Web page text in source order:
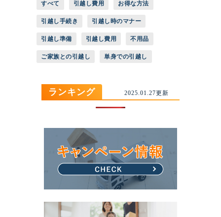
すべて 引越し費用 お得な方法
引越し手続き 引越し時のマナー
引越し準備 引越し費用 不用品
ご家族との引越し 単身での引越し
ランキング 2025.01.27更新